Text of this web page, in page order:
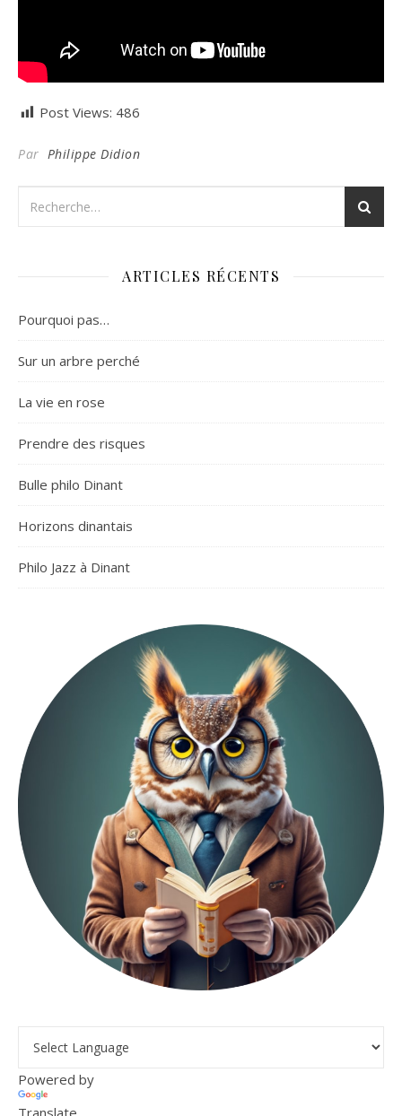
Post Views: 486
Par Philippe Didion
ARTICLES RÉCENTS
Pourquoi pas…
Sur un arbre perché
La vie en rose
Prendre des risques
Bulle philo Dinant
Horizons dinantais
Philo Jazz à Dinant
Powered by
Translate